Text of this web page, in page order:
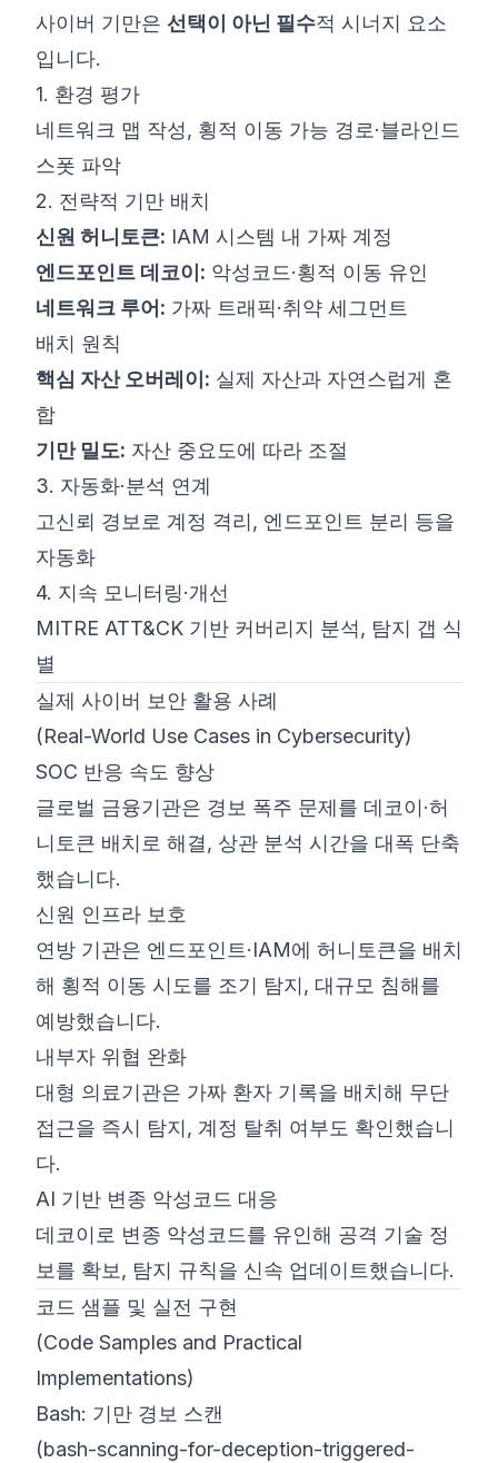
사이버 기만은 선택이 아닌 필수적 시너지 요소
입니다.
1. 환경 평가
네트워크 맵 작성, 횡적 이동 가능 경로·블라인드
스폿 파악
2. 전략적 기만 배치
신원 허니토큰: IAM 시스템 내 가짜 계정
엔드포인트 데코이: 악성코드·횡적 이동 유인
네트워크 루어: 가짜 트래픽·취약 세그먼트
배치 원칙
핵심 자산 오버레이: 실제 자산과 자연스럽게 혼
합
기만 밀도: 자산 중요도에 따라 조절
3. 자동화·분석 연계
고신뢰 경보로 계정 격리, 엔드포인트 분리 등을
자동화
4. 지속 모니터링·개선
MITRE ATT&CK 기반 커버리지 분석, 탐지 갭 식
별
실제 사이버 보안 활용 사례
(Real-World Use Cases in Cybersecurity)
SOC 반응 속도 향상
글로벌 금융기관은 경보 폭주 문제를 데코이·허
니토큰 배치로 해결, 상관 분석 시간을 대폭 단축
했습니다.
신원 인프라 보호
연방 기관은 엔드포인트·IAM에 허니토큰을 배치
해 횡적 이동 시도를 조기 탐지, 대규모 침해를
예방했습니다.
내부자 위협 완화
대형 의료기관은 가짜 환자 기록을 배치해 무단
접근을 즉시 탐지, 계정 탈취 여부도 확인했습니
다.
AI 기반 변종 악성코드 대응
데코이로 변종 악성코드를 유인해 공격 기술 정
보를 확보, 탐지 규칙을 신속 업데이트했습니다.
코드 샘플 및 실전 구현
(Code Samples and Practical
Implementations)
Bash: 기만 경보 스캔
(bash-scanning-for-deception-triggered-